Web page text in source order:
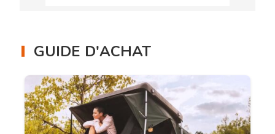
GUIDE D'ACHAT